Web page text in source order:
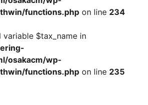
functions.php on line 234
variable $tax_name in
osakacm/wp-
functions.php on line 235